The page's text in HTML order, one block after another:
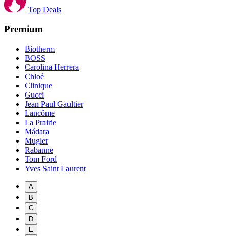
Top Deals
Premium
Biotherm
BOSS
Carolina Herrera
Chloé
Clinique
Gucci
Jean Paul Gaultier
Lancôme
La Prairie
Mádara
Mugler
Rabanne
Tom Ford
Yves Saint Laurent
A
B
C
D
E